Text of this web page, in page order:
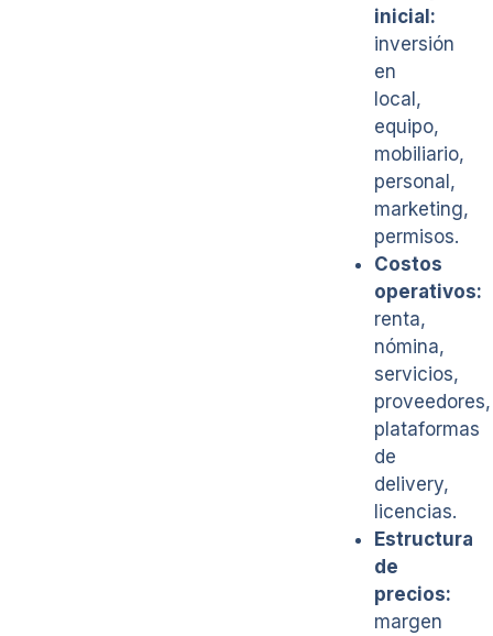
inicial:
inversión
en
local,
equipo,
mobiliario,
personal,
marketing,
permisos.
Costos
operativos:
renta,
nómina,
servicios,
proveedores,
plataformas
de
delivery,
licencias.
Estructura
de
precios:
margen